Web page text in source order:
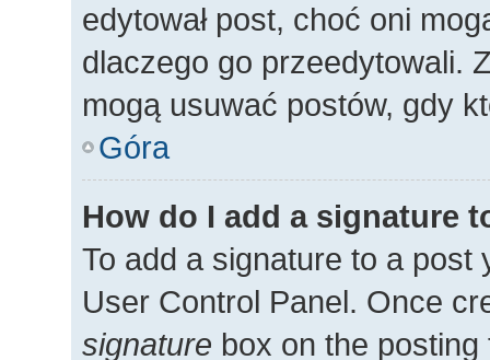
edytował post, choć oni
dlaczego go przeedytowali.
mogą usuwać postów, gdy
Góra
How do I add a signature
To add a signature to a
User Control Panel. Once
signature box on the